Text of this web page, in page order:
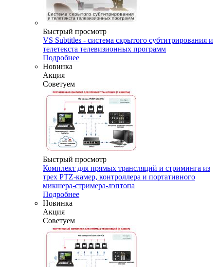
Быстрый просмотр
VS Subtitles - система скрытого субтитрирования и
телетекста телевизионных программ
Подробнее
Новинка
Акция
Советуем
Быстрый просмотр
Комплект для прямых трансляций и стриминга из
трех PTZ-камер, контроллера и портативного
микшера-стримера-лэптопа
Подробнее
Новинка
Акция
Советуем